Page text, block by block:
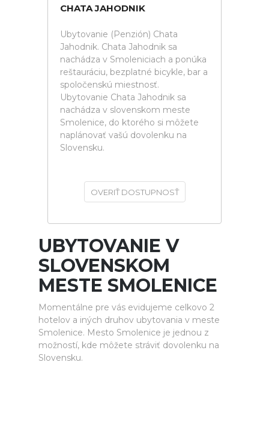
CHATA JAHODNIK
Ubytovanie (Penzión) Chata
Jahodnik. Chata Jahodnik sa
nachádza v Smoleniciach a ponúka
reštauráciu, bezplatné bicykle, bar a
spoločenskú miestnosť.
Ubytovanie Chata Jahodnik sa
nachádza v slovenskom meste
Smolenice, do ktorého si môžete
naplánovať vašú dovolenku na
Slovensku.
OVERIŤ DOSTUPNOSŤ
UBYTOVANIE V
SLOVENSKOM
MESTE SMOLENICE
Momentálne pre vás evidujeme celkovo 2
hotelov a iných druhov ubytovania v meste
Smolenice. Mesto Smolenice je jednou z
možností, kde môžete stráviť dovolenku na
Slovensku.